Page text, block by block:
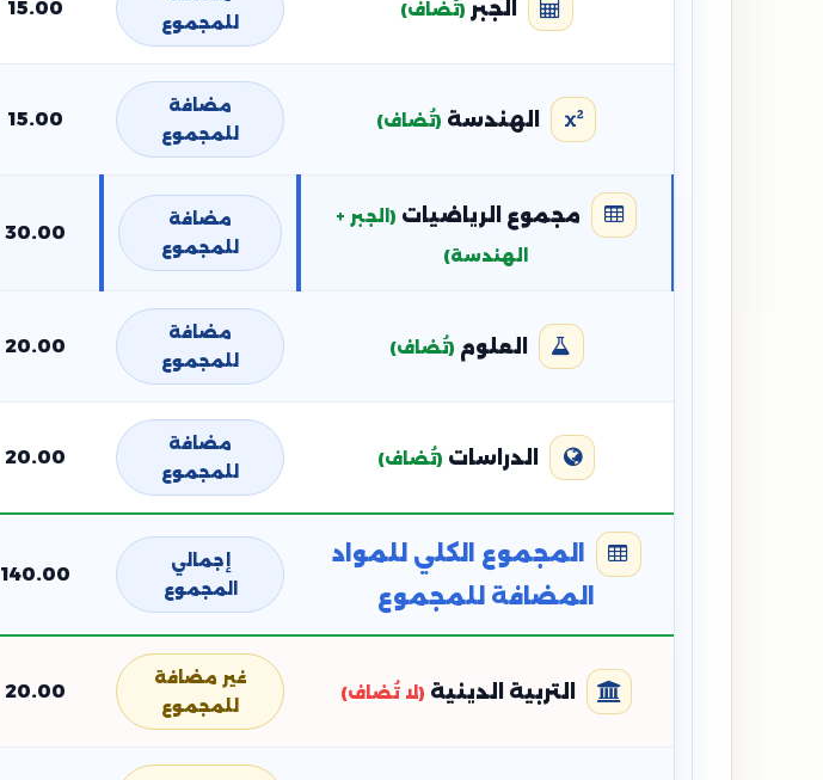
الجبر (تُضاف)
للمجموع
15.00
الهندسة (تُضاف)
مضافة
للمجموع
15.00
مجموع الرياضيات (الجبر +
الهندسة)
مضافة
للمجموع
30.00
العلوم (تُضاف)
مضافة
للمجموع
20.00
الدراسات (تُضاف)
مضافة
للمجموع
20.00
المجموع الكلي للمواد
المضافة للمجموع
إجمالي
المجموع
140.00
التربية الدينية (لا تُضاف)
غير مضافة
للمجموع
20.00